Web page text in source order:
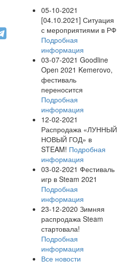
05-10-2021
[04.10.2021] Ситуация
с мероприятиями в РФ
Подробная
информация
03-07-2021 Goodline
Open 2021 Kemerovo,
фестиваль
переносится
Подробная
информация
12-02-2021
Распродажа «ЛУННЫЙ
НОВЫЙ ГОД» в
STEAM! Подробная
информация
03-02-2021 Фестиваль
игр в Steam 2021
Подробная
информация
23-12-2020 Зимняя
распродажа Steam
стартовала!
Подробная
информация
Все новости